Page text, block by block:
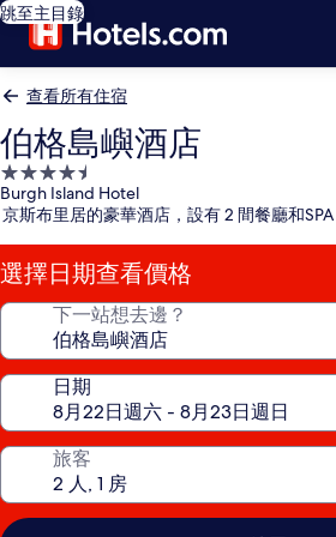
跳至主目錄
查看所有住宿
伯格島嶼酒店
4.5
星
級
住
宿
Burgh Island Hotel
京斯布里居的豪華酒店，設有 2 間餐廳和SPA
選擇日期查看價格
下一站想去邊？
日期
旅客